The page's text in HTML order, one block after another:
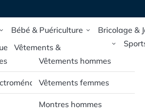
Bébé & Puériculture
Vêtements &
Chaussures pour bébé
Poussettes & Sièges
auto
Bricolage &
Deco
Mode & Accessoires
Vêtements hommes
Vêtements femmes
Montres hommes